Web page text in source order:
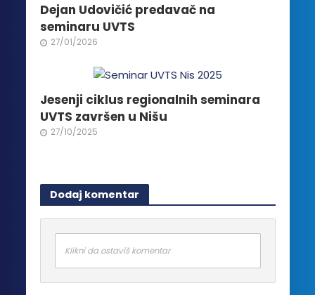
Dejan Udovičić predavač na
seminaru UVTS
27/01/2026
Jesenji ciklus regionalnih seminara
UVTS završen u Nišu
27/10/2025
Dodaj komentar
Klikni da ostaviš komentar